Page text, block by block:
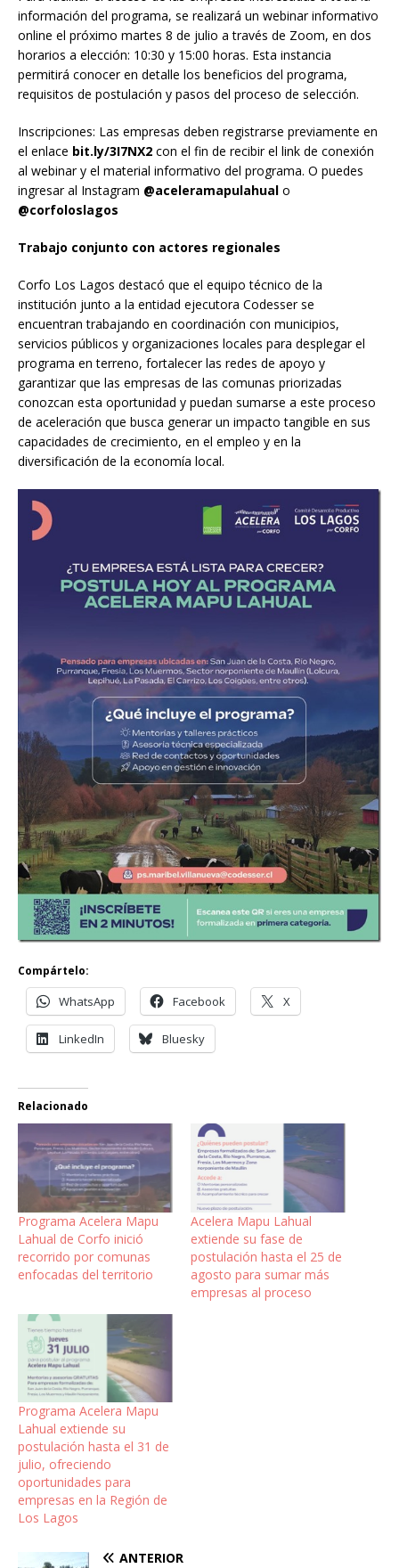
información del programa, se realizará un webinar informativo
online el próximo martes 8 de julio a través de Zoom, en dos
horarios a elección: 10:30 y 15:00 horas. Esta instancia
permitirá conocer en detalle los beneficios del programa,
requisitos de postulación y pasos del proceso de selección.
Inscripciones: Las empresas deben registrarse previamente en
el enlace bit.ly/3I7NX2 con el fin de recibir el link de conexión
al webinar y el material informativo del programa. O puedes
ingresar al Instagram @aceleramapulahual o
@corfoloslagos
Trabajo conjunto con actores regionales
Corfo Los Lagos destacó que el equipo técnico de la
institución junto a la entidad ejecutora Codesser se
encuentran trabajando en coordinación con municipios,
servicios públicos y organizaciones locales para desplegar el
programa en terreno, fortalecer las redes de apoyo y
garantizar que las empresas de las comunas priorizadas
conozcan esta oportunidad y puedan sumarse a este proceso
de aceleración que busca generar un impacto tangible en sus
capacidades de crecimiento, en el empleo y en la
diversificación de la economía local.
Compártelo:
WhatsApp Facebook X
LinkedIn Bluesky
Relacionado
Programa Acelera Mapu
Lahual de Corfo inició
recorrido por comunas
enfocadas del territorio
Acelera Mapu Lahual
extiende su fase de
postulación hasta el 25 de
agosto para sumar más
empresas al proceso
Programa Acelera Mapu
Lahual extiende su
postulación hasta el 31 de
julio, ofreciendo
oportunidades para
empresas en la Región de
Los Lagos
ANTERIOR